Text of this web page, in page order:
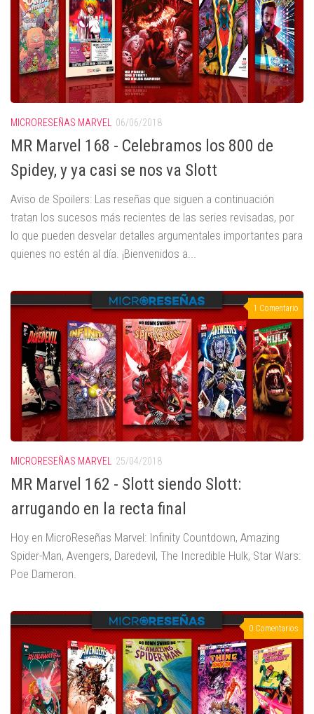
MICRORESEÑAS MARVEL 06/06/2018
MR Marvel 168 - Celebramos los 800 de
Spidey, y ya casi se nos va Slott
Aviso de Spoilers: Las reseñas que siguen a continuación
tratan los sucesos más recientes de las series revisadas, por
lo que pueden desvelar detalles argumentales importantes para
quienes no estén al día. ¡Bienvenidos a...
1 Comentario
MICRORESEÑAS MARVEL 25/04/2018
MR Marvel 162 - Slott siendo Slott:
arrugando en la recta final
Hoy en MicroReseñas Marvel: Infinity Countdown, Amazing
Spider-Man, Avengers, Daredevil, The Incredible Hulk, Star Wars:
Poe Dameron.
0 Comentarios